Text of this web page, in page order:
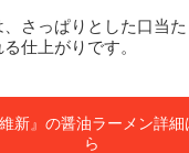
、さっぱりとした口当
仕上がりです。
維新』の醤油ラーメン詳細
ら